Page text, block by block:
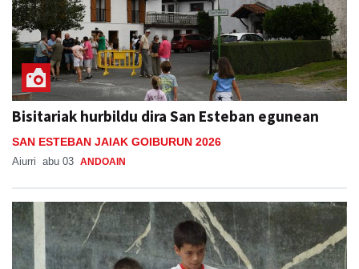
Bisitariak hurbildu dira San Esteban egunean
SAN ESTEBAN JAIAK GOIBURUN 2026
Aiurri abu 03 ANDOAIN